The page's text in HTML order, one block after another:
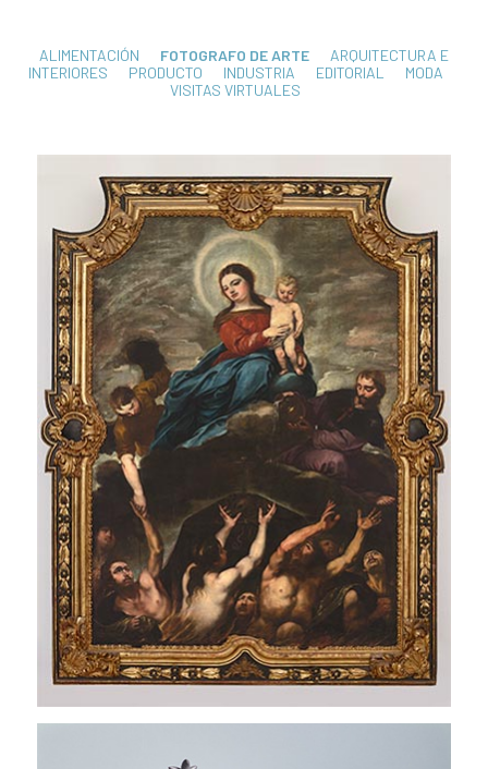
ALIMENTACIÓN FOTOGRAFO DE ARTE
ARQUITECTURA E
INTERIORES
PRODUCTO INDUSTRIA EDITORIAL
MODA
VISITAS VIRTUALES